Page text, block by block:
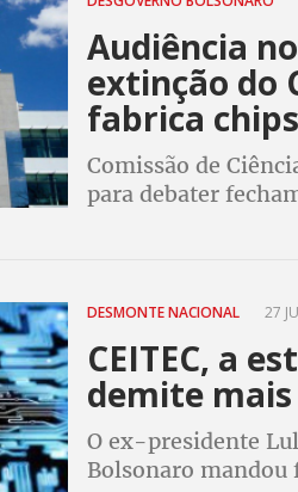
Audiência
extinção do
fabrica chips
Comissão de
para debater
DESMONTE NACIONAL 27
CEITEC, a
demite
O ex-presidente
Bolsonaro mandou